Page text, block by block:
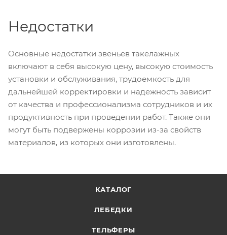
Недостатки
Основные недостатки звеньев такелажных
включают в себя высокую цену, высокую стоимость
установки и обслуживания, трудоемкость для
дальнейшей корректировки и надежность зависит
от качества и профессионализма сотрудников и их
продуктивность при проведении работ. Также они
могут быть подвержены коррозии из-за свойств
материалов, из которых они изготовлены.
КАТАЛОГ
ЛЕБЕДКИ
ТЕЛЬФЕРЫ